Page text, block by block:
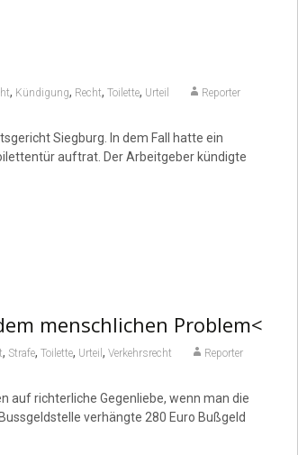
, Kündigung, Recht, Toilette, Urteil Reporter
Siegburg. In dem Fall hatte ein
auftrat. Der Arbeitgeber kündigte
menschlichen Problem<
, Strafe, Toilette, Urteil , Verkehrsrecht Reporter
auf richterliche Gegenliebe, wenn man die
verhängte 280 Euro Bußgeld